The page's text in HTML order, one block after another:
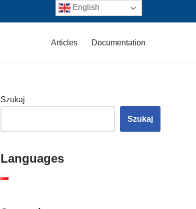
Articles Documentation
Szukaj
Szukaj
Languages
English